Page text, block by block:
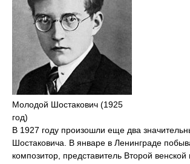
Молодой Шостакович (1925
год)
В 1927 году произошли еще два
Шостаковича. В январе в Ленинграде
композитор, представитель Второй